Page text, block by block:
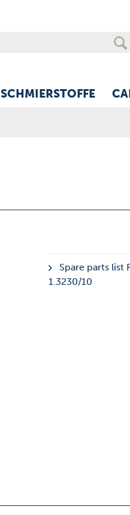
SCHMIERSTOFFE
Spare parts list
1.3230/10